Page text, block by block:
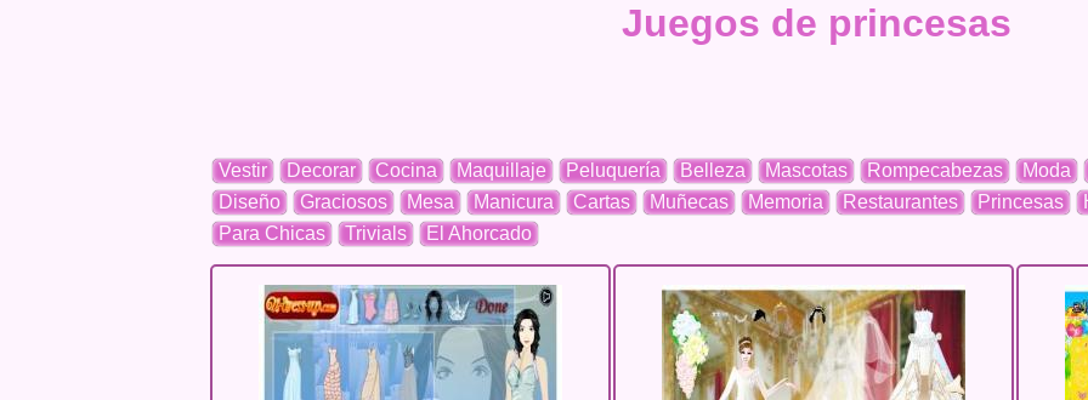
Juegos de princesas
Vestir Decorar Cocina Maquillaje Peluquería Belleza Mascotas Rompecabezas Moda
Diseño
Graciosos Mesa Manicura Cartas Muñecas Memoria Restaurantes Princesas
Para Chicas
Trivials El Ahorcado